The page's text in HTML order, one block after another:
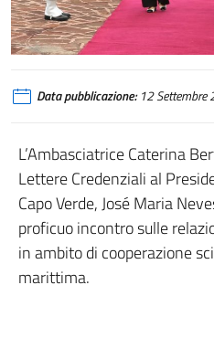
Data pubblicazione:12 Settembre
L’Ambasciatrice Caterina
Lettere Credenziali al
Capo Verde, José Maria
proficuo incontro sulle
in ambito di cooperazione
marittima.